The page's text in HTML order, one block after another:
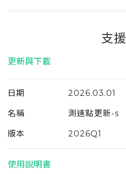
支援
更新與下載
日期
名稱
版本
2026.03.01
測速點更新-s
2026Q1
使用說明書